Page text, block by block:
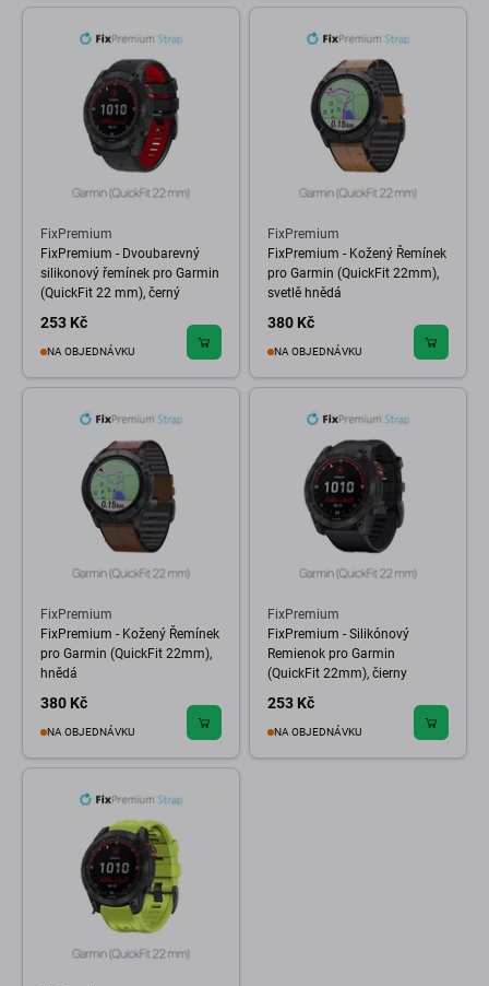
FixPremium
FixPremium - Dvoubarevný
silikonový řemínek pro Garmin
(QuickFit 22 mm), černý
253 Kč
NA OBJEDNÁVKU
FixPremium
FixPremium - Kožený Řemínek
pro Garmin (QuickFit 22mm),
svetlě hnědá
380 Kč
NA OBJEDNÁVKU
FixPremium
FixPremium - Kožený Řemínek
pro Garmin (QuickFit 22mm),
hnědá
380 Kč
NA OBJEDNÁVKU
FixPremium
FixPremium - Silikónový
Remienok pro Garmin
(QuickFit 22mm), čierny
253 Kč
NA OBJEDNÁVKU